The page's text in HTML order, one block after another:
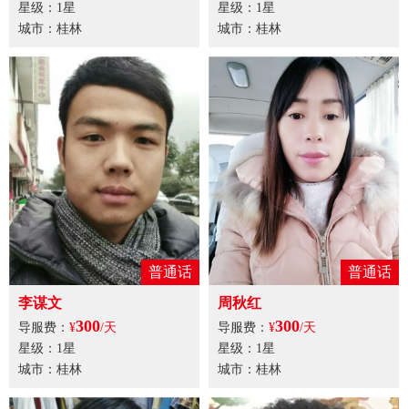
星级：1星
城市：桂林
星级：1星
城市：桂林
普通话
李谋文
导服费： ¥300/天
星级：1星
城市：桂林
普通话
周秋红
导服费： ¥300/天
星级：1星
城市：桂林